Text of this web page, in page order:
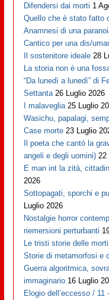
Difendersi dai morti 1
Quello che è stato fatto
Anamnesi di una
Cantico per una dis/
Il sostenitore ideale 28
La storia non è una
“Da lunedì a lunedì” di
Settanta 26 Luglio 2026
I malaveglia 25 Luglio
Wasichu, papalagi,
Case morte 23 Luglio
Il poeta che cantò la
angeli e degli uomini) 22
E man int la zità,
2026
Sottopagati, sporchi e
Luglio 2026
Nostalgie horror
riemersioni perturbanti
Le tristi storie delle
Storie di metamorfosi e
Guerra algoritmica,
immaginario 16 Luglio
Elogio dell’eccesso / 11